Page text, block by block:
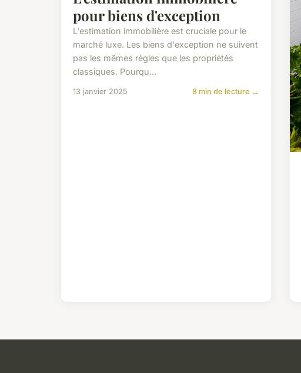
pour biens d'exception
L'estimation immobilière est cruciale pour le
marché luxe. Les biens d'exception ne suivent
pas les mêmes règles que les propriétés
classiques. Pourqu...
13 janvier 2025 8 min de lecture →